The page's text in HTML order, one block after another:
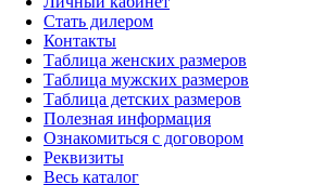
Стать дилером
Контакты
Таблица женских размеров
Таблица мужских размеров
Таблица детских размеров
Полезная информация
Ознакомиться с договором
Реквизиты
Весь каталог